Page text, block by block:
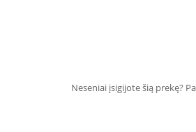
Neseniai įsigijote šią prekę?